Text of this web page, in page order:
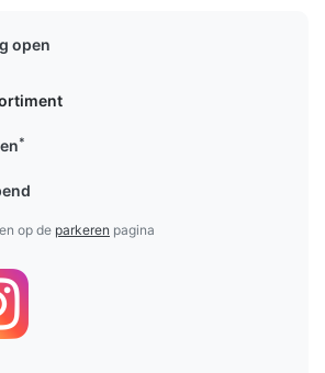
open
*
op de parkeren pagina